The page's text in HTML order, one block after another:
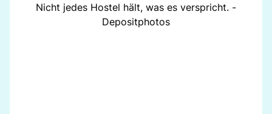
Nicht jedes Hostel hält, was es verspricht. -
Depositphotos